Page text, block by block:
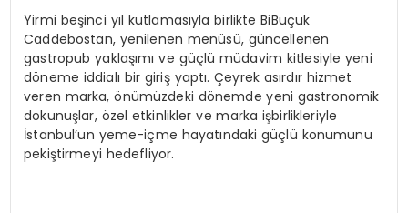
Yirmi beşinci yıl kutlamasıyla birlikte BiBuçuk
Caddebostan, yenilenen menüsü, güncellenen
gastropub yaklaşımı ve güçlü müdavim kitlesiyle yeni
döneme iddialı bir giriş yaptı. Çeyrek asırdır hizmet
veren marka, önümüzdeki dönemde yeni gastronomik
dokunuşlar, özel etkinlikler ve marka işbirlikleriyle
İstanbul’un yeme-içme hayatındaki güçlü konumunu
pekiştirmeyi hedefliyor.